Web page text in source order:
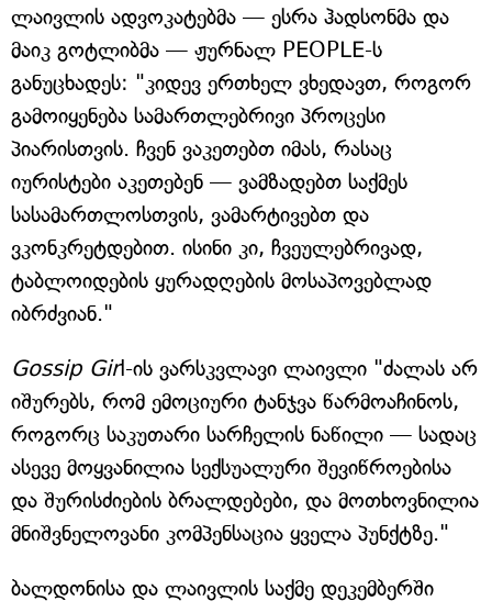
ლაივლის ადვოკატებმა — ესრა ჰადსონმა და
მაიკ გოტლიბმა — ჟურნალ PEOPLE-ს
განუცხადეს: "კიდევ ერთხელ ვხედავთ, როგორ
გამოიყენება სამართლებრივი პროცესი
პიარისთვის. ჩვენ ვაკეთებთ იმას, რასაც
იურისტები აკეთებენ — ვამზადებთ საქმეს
სასამართლოსთვის, ვამარტივებთ და
ვკონკრეტდებით. ისინი კი, ჩვეულებრივად,
ტაბლოიდების ყურადღების მოსაპოვებლად
იბრძვიან."
Gossip Girl-ის ვარსკვლავი ლაივლი "ძალას არ
იშურებს, რომ ემოციური ტანჯვა წარმოაჩინოს,
როგორც საკუთარი სარჩელის ნაწილი — სადაც
ასევე მოყვანილია სექსუალური შევიწროებისა
და შურისძიების ბრალდებები, და მოთხოვნილია
მნიშვნელოვანი კომპენსაცია ყველა პუნქტზე."
ბალდონისა და ლაივლის საქმე დეკემბერში